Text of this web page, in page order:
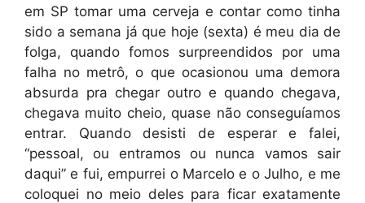
em SP tomar uma cerveja e contar como tinha
sido a semana já que hoje (sexta) é meu dia de
folga, quando fomos surpreendidos por uma
falha no metrô, o que ocasionou uma demora
absurda pra chegar outro e quando chegava,
chegava muito cheio, quase não conseguíamos
entrar. Quando desisti de esperar e falei,
“pessoal, ou entramos ou nunca vamos sair
daqui” e fui, empurrei o Marcelo e o Julho, e me
coloquei no meio deles para ficar exatamente